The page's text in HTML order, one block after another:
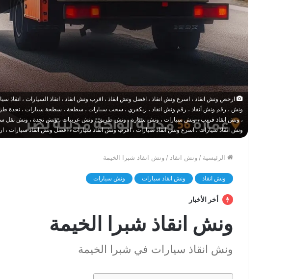
ارخص ونش انقاذ ، اسرع ونش انقاذ ، افضل ونش انقاذ ، اقرب ونش انقاذ ، انقاذ السيارات ، انقاذ
ونش ، رقم ونش أنقاذ ، رقم ونش انقاذ ، ريكفري ، سحب سيارات ، سطحة ، سطحة سيارات ، نجدة
، ونش انقاذ قريب ، ونش سيارات ، ونش سيارة ، ونش طريق ، ونش عربيات ، ونش نجدة ، ونش نقل
ونش انقاذ سيارات ، اسرع ونش انقاذ سيارات ، اقرب ونش انقاذ سيارات ، افضل ونش انقاذ سيارات
الرئيسية / ونش انقاذ / ونش انقاذ شبرا الخيمة
ونش انقاذ ونش انقاذ سيارات ونش سيارات
أخر الأخبار
ونش انقاذ شبرا الخيمة
ونش انقاذ سيارات في شبرا الخيمة